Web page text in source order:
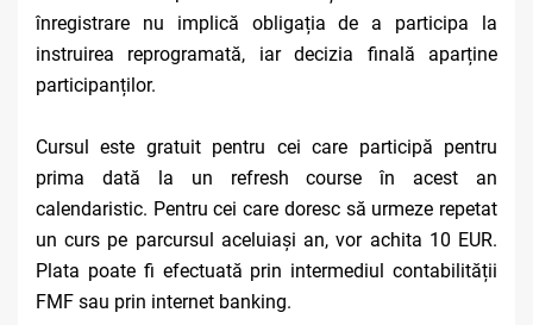
înregistrare nu implică obligația de a participa la
instruirea reprogramată, iar decizia finală aparține
participanților.
Cursul este gratuit pentru cei care participă pentru
prima dată la un refresh course în acest an
calendaristic. Pentru cei care doresc să urmeze repetat
un curs pe parcursul aceluiași an, vor achita 10 EUR.
Plata poate fi efectuată prin intermediul contabilității
FMF sau prin internet banking.